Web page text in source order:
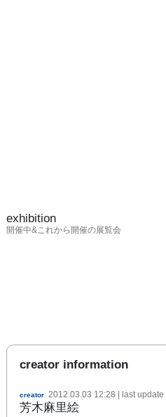
exhibition
開催中&これから開催の展覧会
creator information
creator 2012.03.03 12:28 | last update
芳木麻里絵